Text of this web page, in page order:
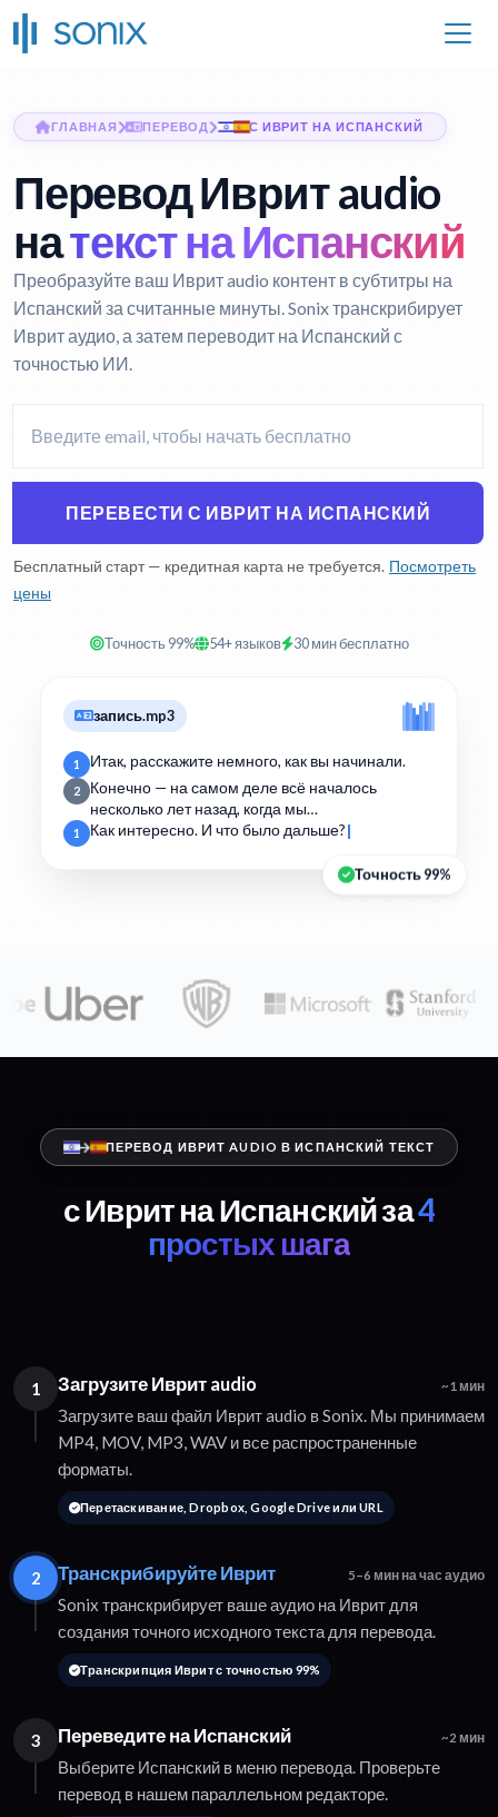
ГЛАВНАЯ ПЕРЕВОД С ИВРИТ НА ИСПАНСКИЙ
Перевод Иврит audio
натекст на Испанский
Преобразуйте ваш Иврит audio контент в субтитры на
Испанский за считанные минуты. Sonix транскрибирует
Иврит аудио, а затем переводит на Испанский с
точностью ИИ.
ПЕРЕВЕСТИ С ИВРИТ НА ИСПАНСКИЙ
Бесплатный старт — кредитная карта не требуется. Посмотреть
цены
Точность 99% 54+ языков 30 мин бесплатно
запись.mp3
1 Итак, расскажите немного, как вы начинали.
2
Конечно — на самом деле всё началось
несколько лет назад, когда мы…
1 Как интересно. И что было дальше?
Точность 99%
ПЕРЕВОД ИВРИТ AUDIO В ИСПАНСКИЙ ТЕКСТ
с Иврит на Испанский за4
простых шага
1 Загрузите Иврит audio ~1 мин
Загрузите ваш файл Иврит audio в Sonix. Мы принимаем
MP4, MOV, MP3, WAV и все распространенные
форматы.
Перетаскивание, Dropbox, Google Drive или URL
2 Транскрибируйте Иврит 5–6 мин на час аудио
Sonix транскрибирует ваше аудио на Иврит для
создания точного исходного текста для перевода.
Транскрипция Иврит с точностью 99%
3 Переведите на Испанский ~2 мин
Выберите Испанский в меню перевода. Проверьте
перевод в нашем параллельном редакторе.